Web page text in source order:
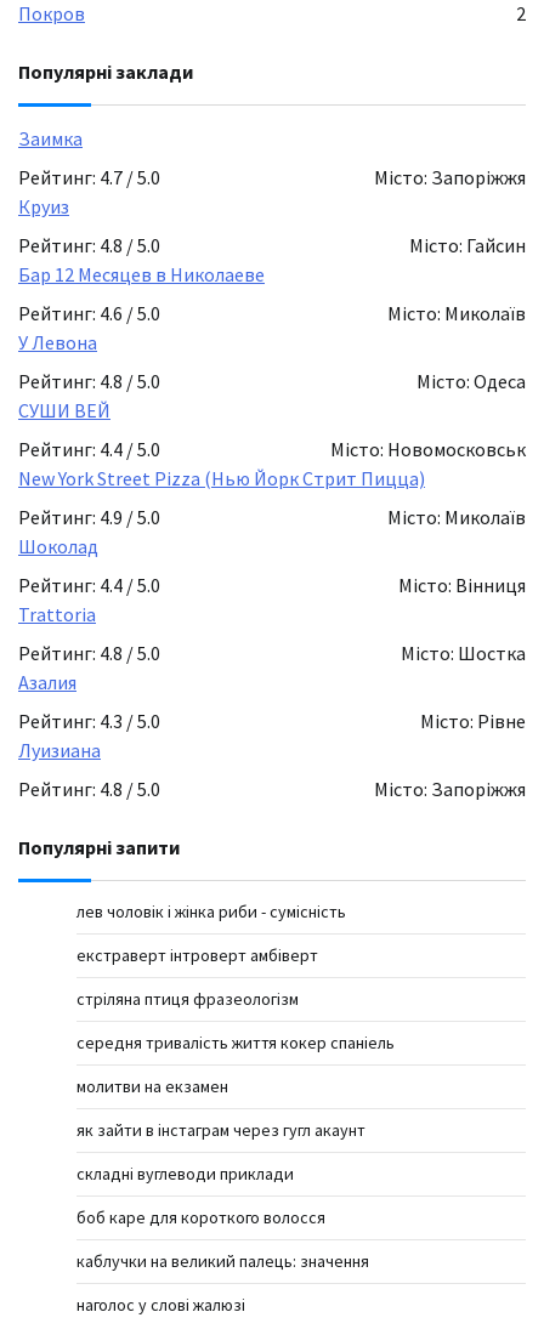
Покров
2
Популярні заклади
Заимка
Рейтинг: 4.7 / 5.0
Місто: Запоріжжя
Круиз
Рейтинг: 4.8 / 5.0
Місто: Гайсин
Бар 12 Месяцев в Николаеве
Рейтинг: 4.6 / 5.0
Місто: Миколаїв
У Левона
Рейтинг: 4.8 / 5.0
Місто: Одеса
СУШИ ВЕЙ
Рейтинг: 4.4 / 5.0
Місто: Новомосковськ
New York Street Pizza (Нью Йорк Стрит Пицца)
Рейтинг: 4.9 / 5.0
Місто: Миколаїв
Шоколад
Рейтинг: 4.4 / 5.0
Місто: Вінниця
Trattoria
Рейтинг: 4.8 / 5.0
Місто: Шостка
Азалия
Рейтинг: 4.3 / 5.0
Місто: Рівне
Луизиана
Рейтинг: 4.8 / 5.0
Місто: Запоріжжя
Популярні запити
лев чоловік і жінка риби - сумісність
екстраверт інтроверт амбіверт
стріляна птиця фразеологізм
середня тривалість життя кокер спаніель
молитви на екзамен
як зайти в інстаграм через гугл акаунт
складні вуглеводи приклади
боб каре для короткого волосся
каблучки на великий палець: значення
наголос у слові жалюзі